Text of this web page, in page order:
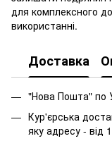
для комплексного
використанні.
Доставка
"Нова Пошта" по
Кур'єрська
яку адресу - від